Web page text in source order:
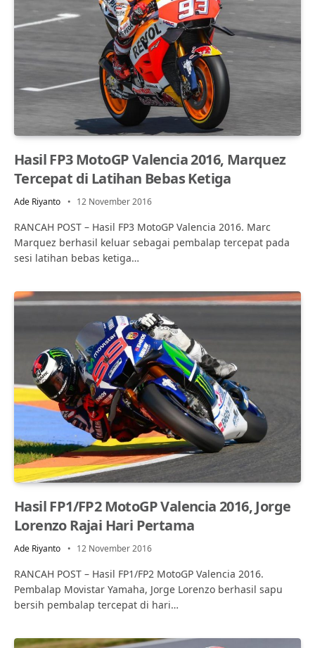
Hasil FP3 MotoGP Valencia 2016, Marquez
Tercepat di Latihan Bebas Ketiga
Ade Riyanto 12 November 2016
RANCAH POST – Hasil FP3 MotoGP Valencia 2016. Marc
Marquez berhasil keluar sebagai pembalap tercepat pada
sesi latihan bebas ketiga…
Hasil FP1/FP2 MotoGP Valencia 2016, Jorge
Lorenzo Rajai Hari Pertama
Ade Riyanto 12 November 2016
RANCAH POST – Hasil FP1/FP2 MotoGP Valencia 2016.
Pembalap Movistar Yamaha, Jorge Lorenzo berhasil sapu
bersih pembalap tercepat di hari…